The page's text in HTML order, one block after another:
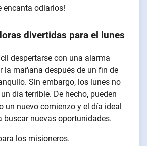
encanta odiarlos!
divertidas para el lunes
despertarse con una alarma
la mañana después de un fin de
Sin embargo, los lunes no
día terrible. De hecho, pueden
un nuevo comienzo y el día ideal
buscar nuevas oportunidades.
los misioneros.